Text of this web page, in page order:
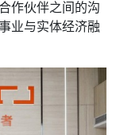
作伙伴之间的沟
业与实体经济融